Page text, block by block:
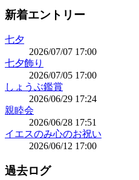
新着エントリー
七夕
2026/07/07 17:00
七夕飾り
2026/07/05 17:00
しょうぶ鑑賞
2026/06/29 17:24
親睦会
2026/06/28 17:51
イエスのみ心のお祝い
2026/06/12 17:00
過去ログ